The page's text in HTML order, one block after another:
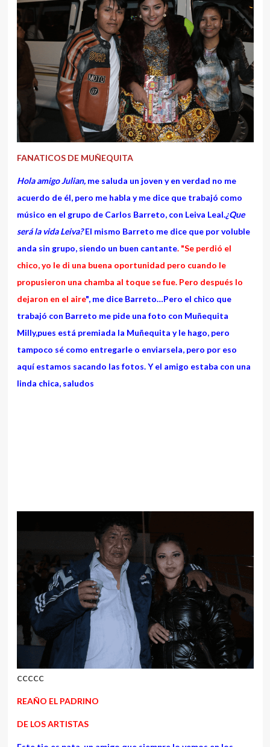
FANATICOS DE MUÑEQUITA
Hola amigo Julian,me saluda un joven y en verdad no me
acuerdo de él, pero me habla y me dice que trabajó como
músico en el grupo de Carlos Barreto, con Leiva Leal.¿Que
será la vida Leiva?El mismo Barreto me dice que por voluble
anda sin grupo, siendo un buen cantante. "Se perdió el
chico, yo le di una buena oportunidad pero cuando le
propusieron una chamba al toque se fue. Pero después lo
dejaron en el aire", me dice Barreto…Pero el chico que
trabajó con Barreto me pide una foto con Muñequita
Milly,pues está premiada la Muñequita y le hago, pero
tampoco sé como entregarle o enviarsela, pero por eso
aquí estamos sacando las fotos. Y el amigo estaba con una
linda chica, saludos
ccccc
REAÑO EL PADRINO
DE LOS ARTISTAS